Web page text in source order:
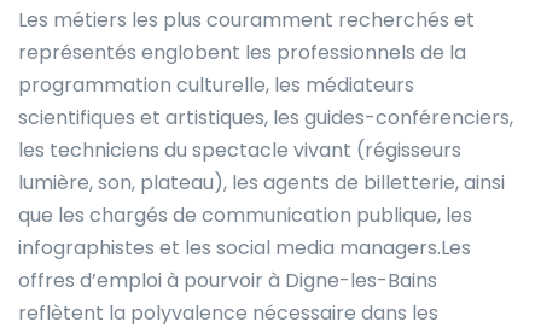
Les métiers les plus couramment recherchés et
représentés englobent les professionnels de la
programmation culturelle, les médiateurs
scientifiques et artistiques, les guides-conférenciers,
les techniciens du spectacle vivant (régisseurs
lumière, son, plateau), les agents de billetterie, ainsi
que les chargés de communication publique, les
infographistes et les social media managers.Les
offres d’emploi à pourvoir à Digne-les-Bains
reflètent la polyvalence nécessaire dans les